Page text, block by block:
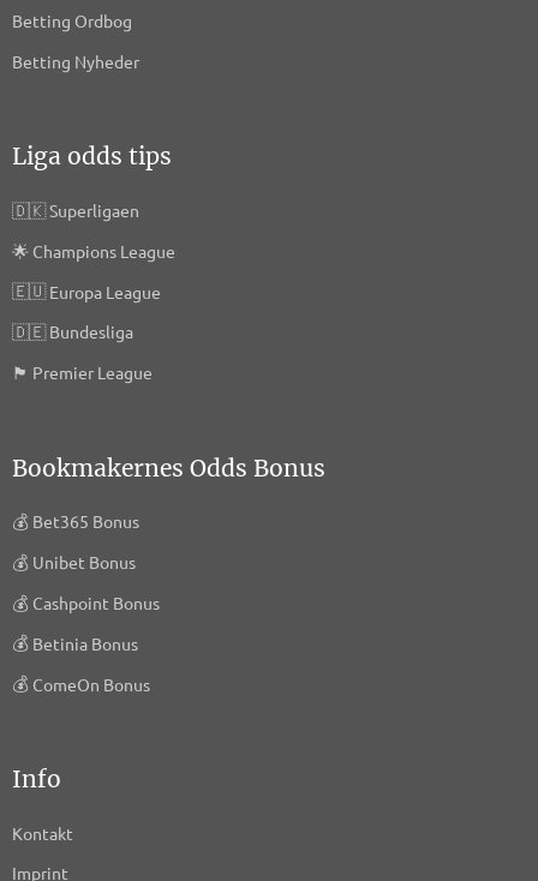
Betting Ordbog
Betting Nyheder
Liga odds tips
🇩🇰Superligaen
🌟 Champions League
🇪🇺Europa League
🇩🇪Bundesliga
🏴󠁧󠁢󠁥󠁮󠁧󠁿 Premier League
Bookmakernes Odds Bonus
💰 Bet365 Bonus
💰 Unibet Bonus
💰 Cashpoint Bonus
💰 Betinia Bonus
💰 ComeOn Bonus
Info
Kontakt
Imprint